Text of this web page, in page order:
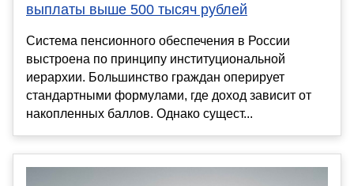
выплаты выше 500 тысяч рублей
Система пенсионного обеспечения в России
выстроена по принципу институциональной
иерархии. Большинство граждан оперирует
стандартными формулами, где доход зависит от
накопленных баллов. Однако сущест...